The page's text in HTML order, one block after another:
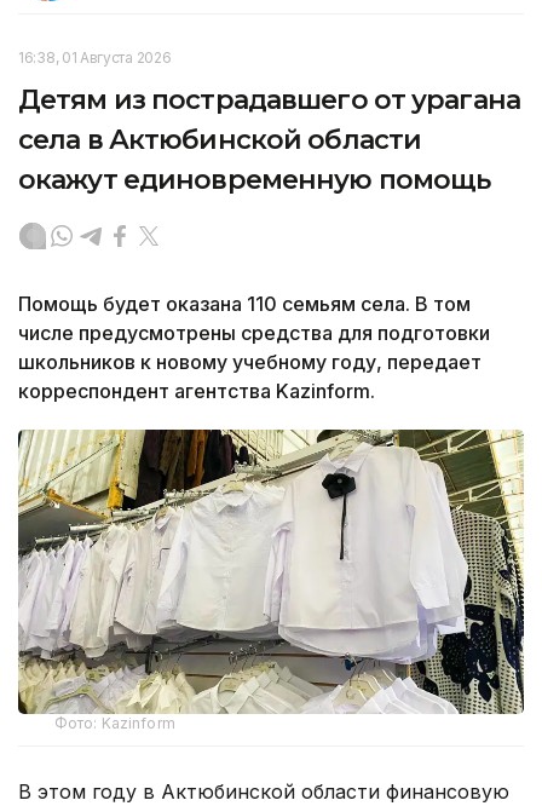
16:38, 01 Августа 2026
Детям из пострадавшего от урагана
села в Актюбинской области
окажут единовременную помощь
Помощь будет оказана 110 семьям села. В том
числе предусмотрены средства для подготовки
школьников к новому учебному году, передает
корреспондент агентства Kazinform.
Фото: Kazinform
В этом году в Актюбинской области финансовую